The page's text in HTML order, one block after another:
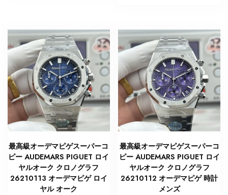
最高級オーデマピゲスーパーコ
ピー AUDEMARS PIGUET ロイ
ヤルオーク クロノグラフ
26210113 オーデマピゲ ロイ
ヤル オーク
最高級オーデマピゲスーパーコ
ピー AUDEMARS PIGUET ロイ
ヤルオーク クロノグラフ
26210112 オーデマピゲ 時計
メンズ